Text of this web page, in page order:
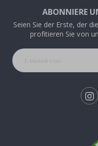
ABONNIERE
Seien Sie der Erste, der
profitieren Sie von